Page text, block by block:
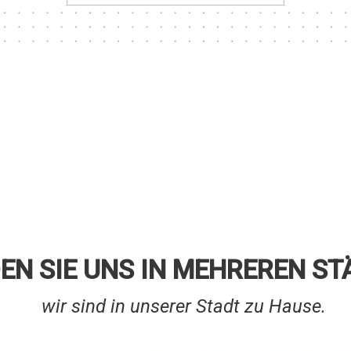
SIE UNS IN MEHREREN
wir sind in unserer Stadt zu Hause.